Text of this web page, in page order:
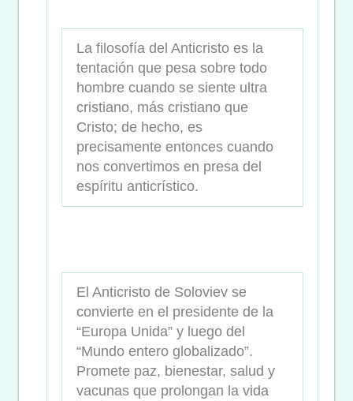
La filosofía del Anticristo es la
tentación que pesa sobre todo
hombre cuando se siente ultra
cristiano, más cristiano que
Cristo; de hecho, es
precisamente entonces cuando
nos convertimos en presa del
espíritu anticrístico.
El Anticristo de Soloviev se
convierte en el presidente de la
“Europa Unida” y luego del
“Mundo entero globalizado”.
Promete paz, bienestar, salud y
vacunas que prolongan la vida